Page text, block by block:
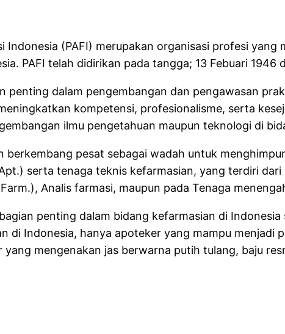
Indonesia (PAFI) merupakan organisasi profesi yang
PAFI telah didirikan pada tangga; 13 Febuari 1946
penting dalam pengembangan dan pengawasan
kompetensi, profesionalisme, serta
ilmu pengetahuan maupun teknologi di
berkembang pesat sebagai wadah untuk
serta tenaga teknis kefarmasian, yang terdiri dari
Analis farmasi, maupun pada Tenaga
penting dalam bidang kefarmasian di
di Indonesia, hanya apoteker yang mampu menjadi
mengenakan jas berwarna putih tulang, baju